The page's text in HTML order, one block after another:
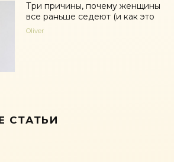
Три причины, почему женщины
все раньше седеют (и как это
Oliver
СТАТЬИ